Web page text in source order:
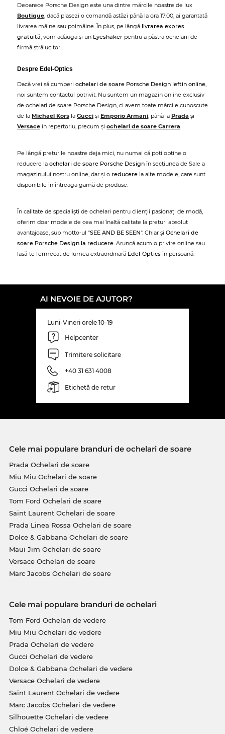
Deoarece Porsche Design este una dintre mărcile noastre de lux
Boutique, dacă plasezi o comandă astăzi până la ora 17:00, ai garantată
livrarea mâine sau poimâine. În plus, pe lângă livrarea expres
gratuită, vom adăuga și un Eyeshaker pentru a păstra ochelarii de
firmă strălucitori.
Despre Edel-Optics
Dacă vrei să cumperi ochelari de soare Porsche Design ieftin online,
noi suntem contactul potrivit. Nu suntem un magazin online exclusiv
de ochelari de soare Porsche Design, ci avem toate mărcile cunoscute
de la Michael Kors la Gucci și Emporio Armani, până la Prada și
Versace în repertoriu, precum și ochelari de soare Carrera.
Pe lângă prețurile noastre deja mici, nu numai că poți obține o
reducere la ochelari de soare Porsche Design în secțiunea de Sale a
magazinului nostru online, dar și o reducere la alte modele, care sunt
disponibile în întreaga gamă de produse.
În calitate de specialiști de ochelari pentru clienții pasionați de modă,
oferim doar modele de cea mai înaltă calitate la prețuri absolut
avantajoase, sub motto-ul "SEE AND BE SEEN". Chiar și Ochelari de
soare Porsche Design la reducere. Aruncă acum o privire online sau
lasă-te fermecat de lumea extraordinară Edel-Optics în persoană.
AI NEVOIE DE AJUTOR?
Luni-Vineri orele 10-19
Helpcenter
Trimitere solicitare
+40 31 631 4008
Etichetă de retur
Cele mai populare branduri de ochelari de soare
Prada Ochelari de soare
Miu Miu Ochelari de soare
Gucci Ochelari de soare
Tom Ford Ochelari de soare
Saint Laurent Ochelari de soare
Prada Linea Rossa Ochelari de soare
Dolce & Gabbana Ochelari de soare
Maui Jim Ochelari de soare
Versace Ochelari de soare
Marc Jacobs Ochelari de soare
Cele mai populare branduri de ochelari
Tom Ford Ochelari de vedere
Miu Miu Ochelari de vedere
Prada Ochelari de vedere
Gucci Ochelari de vedere
Dolce & Gabbana Ochelari de vedere
Versace Ochelari de vedere
Saint Laurent Ochelari de vedere
Marc Jacobs Ochelari de vedere
Silhouette Ochelari de vedere
Chloé Ochelari de vedere